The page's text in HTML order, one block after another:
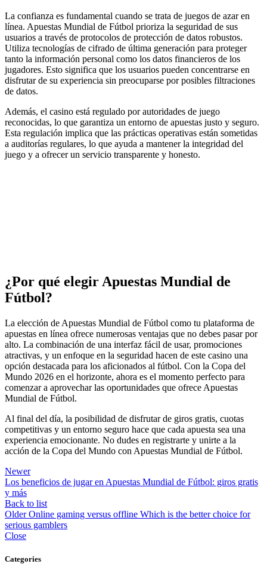
La confianza es fundamental cuando se trata de juegos de azar en
línea. Apuestas Mundial de Fútbol prioriza la seguridad de sus
usuarios a través de protocolos de protección de datos robustos.
Utiliza tecnologías de cifrado de última generación para proteger
tanto la información personal como los datos financieros de los
jugadores. Esto significa que los usuarios pueden concentrarse en
disfrutar de su experiencia sin preocuparse por posibles filtraciones
de datos.
Además, el casino está regulado por autoridades de juego
reconocidas, lo que garantiza un entorno de apuestas justo y seguro.
Esta regulación implica que las prácticas operativas están sometidas
a auditorías regulares, lo que ayuda a mantener la integridad del
juego y a ofrecer un servicio transparente y honesto.
¿Por qué elegir Apuestas Mundial de
Fútbol?
La elección de Apuestas Mundial de Fútbol como tu plataforma de
apuestas en línea ofrece numerosas ventajas que no debes pasar por
alto. La combinación de una interfaz fácil de usar, promociones
atractivas, y un enfoque en la seguridad hacen de este casino una
opción destacada para los aficionados al fútbol. Con la Copa del
Mundo 2026 en el horizonte, ahora es el momento perfecto para
comenzar a aprovechar las oportunidades que ofrece Apuestas
Mundial de Fútbol.
Al final del día, la posibilidad de disfrutar de giros gratis, cuotas
competitivas y un entorno seguro hace que cada apuesta sea una
experiencia emocionante. No dudes en registrarte y unirte a la
acción de la Copa del Mundo con Apuestas Mundial de Fútbol.
Newer
Los beneficios de jugar en Apuestas Mundial de Fútbol: giros gratis
y más
Back to list
Older Online gaming versus offline Which is the better choice for
serious gamblers
Close
Categories